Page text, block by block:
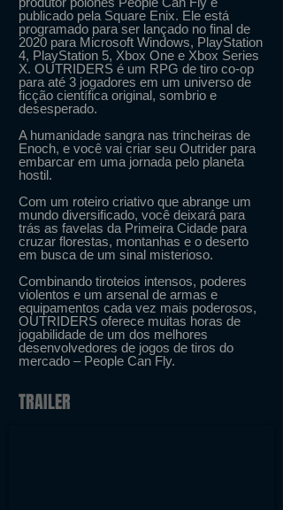
publicado pela Square Enix. Ele está
programado para ser lançado no final de
2020 para Microsoft Windows, PlayStation
4, PlayStation 5, Xbox One e Xbox Series
X. OUTRIDERS é um RPG de tiro co-op
para até 3 jogadores em um universo de
ficção científica original, sombrio e
desesperado.
A humanidade sangra nas trincheiras de
Enoch, e você vai criar seu Outrider para
embarcar em uma jornada pelo planeta
hostil.
Com um roteiro criativo que abrange um
mundo diversificado, você deixará para
trás as favelas da Primeira Cidade para
cruzar florestas, montanhas e o deserto
em busca de um sinal misterioso.
Combinando tiroteios intensos, poderes
violentos e um arsenal de armas e
equipamentos cada vez mais poderosos,
OUTRIDERS oferece muitas horas de
jogabilidade de um dos melhores
desenvolvedores de jogos de tiros do
mercado – People Can Fly.
TRAILER